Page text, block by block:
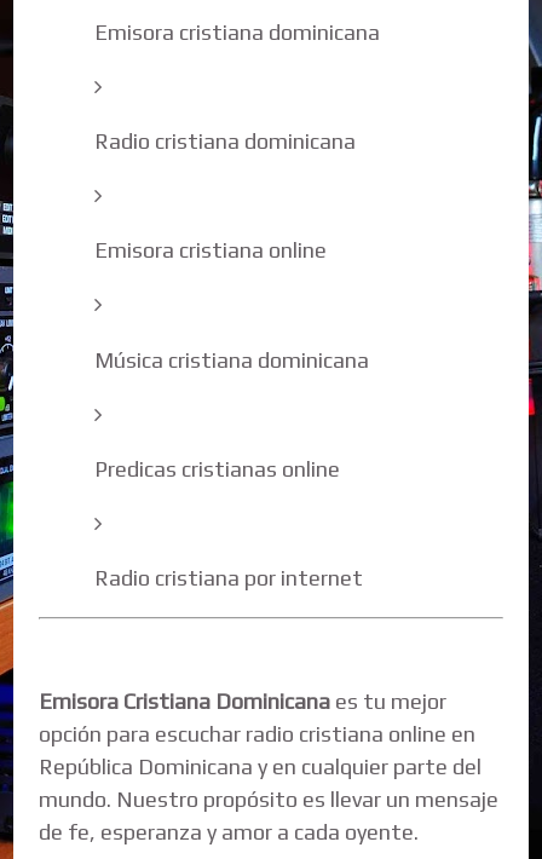
Emisora cristiana dominicana
Radio cristiana dominicana
Emisora cristiana online
Música cristiana dominicana
Predicas cristianas online
Radio cristiana por internet
Emisora Cristiana Dominicana es tu mejor
opción para escuchar radio cristiana online en
República Dominicana y en cualquier parte del
mundo. Nuestro propósito es llevar un mensaje
de fe, esperanza y amor a cada oyente.